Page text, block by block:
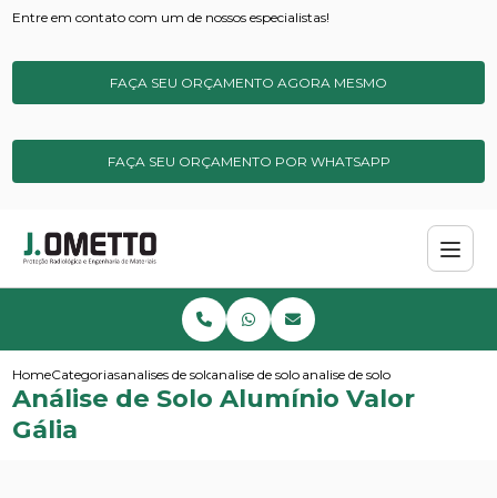
Entre em contato com um de nossos especialistas!
FAÇA SEU ORÇAMENTO AGORA MESMO
FAÇA SEU ORÇAMENTO POR WHATSAPP
HomeCategoriasanalises de solos e sedimentos
analise de solo idealanalise de solo aluminio valor
Análise de Solo Alumínio Valor
Gália